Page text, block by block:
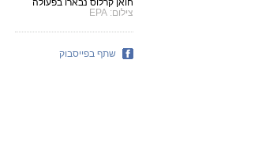
חואן קרלוס נבארו בפעולה
צילום: EPA
שתף בפייסבוק